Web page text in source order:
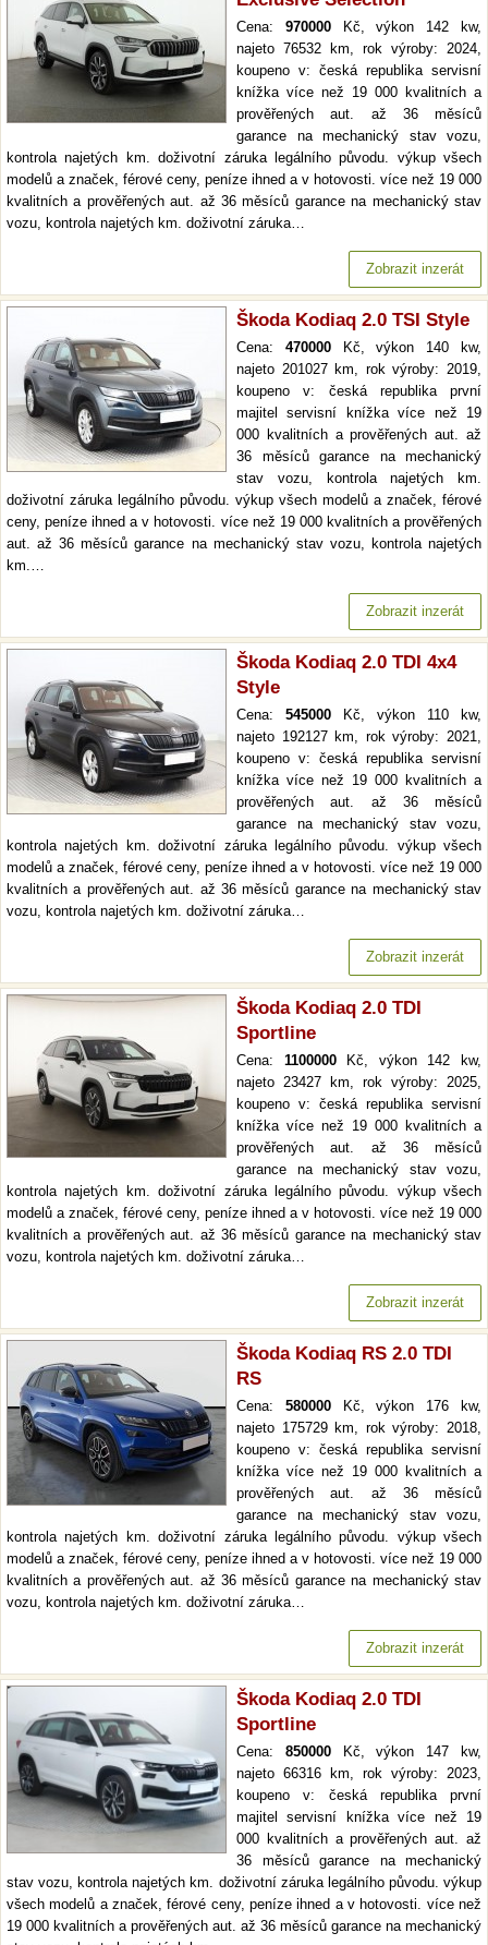
Cena: 970000Kč, výkon 142 kw,
najeto 76532 km, rok výroby: 2024,
koupeno v: česká republika servisní
knížka více než 19 000 kvalitních a
prověřených aut. až 36 měsíců
garance na mechanický stav vozu,
kontrola najetých km. doživotní záruka legálního původu. výkup všech
modelů a značek, férové ceny, peníze ihned a v hotovosti. více než 19 000
kvalitních a prověřených aut. až 36 měsíců garance na mechanický stav
vozu, kontrola najetých km. doživotní záruka…
Zobrazit inzerát
Škoda Kodiaq 2.0 TSI Style
Cena: 470000Kč, výkon 140 kw,
najeto 201027 km, rok výroby: 2019,
koupeno v: česká republika první
majitel servisní knížka více než 19
000 kvalitních a prověřených aut. až
36 měsíců garance na mechanický
stav vozu, kontrola najetých km.
doživotní záruka legálního původu. výkup všech modelů a značek, férové
ceny, peníze ihned a v hotovosti. více než 19 000 kvalitních a prověřených
aut. až 36 měsíců garance na mechanický stav vozu, kontrola najetých
km.…
Zobrazit inzerát
Škoda Kodiaq 2.0 TDI 4x4
Style
Cena: 545000 Kč, výkon 110 kw,
najeto 192127 km, rok výroby: 2021,
koupeno v: česká republika servisní
knížka více než 19 000 kvalitních a
prověřených aut. až 36 měsíců
garance na mechanický stav vozu,
kontrola najetých km. doživotní záruka legálního původu. výkup všech
modelů a značek, férové ceny, peníze ihned a v hotovosti. více než 19 000
kvalitních a prověřených aut. až 36 měsíců garance na mechanický stav
vozu, kontrola najetých km. doživotní záruka…
Zobrazit inzerát
Škoda Kodiaq 2.0 TDI
Sportline
Cena: 1100000Kč, výkon 142 kw,
najeto 23427 km, rok výroby: 2025,
koupeno v: česká republika servisní
knížka více než 19 000 kvalitních a
prověřených aut. až 36 měsíců
garance na mechanický stav vozu,
kontrola najetých km. doživotní záruka legálního původu. výkup všech
modelů a značek, férové ceny, peníze ihned a v hotovosti. více než 19 000
kvalitních a prověřených aut. až 36 měsíců garance na mechanický stav
vozu, kontrola najetých km. doživotní záruka…
Zobrazit inzerát
Škoda Kodiaq RS 2.0 TDI
RS
Cena: 580000Kč, výkon 176 kw,
najeto 175729 km, rok výroby: 2018,
koupeno v: česká republika servisní
knížka více než 19 000 kvalitních a
prověřených aut. až 36 měsíců
garance na mechanický stav vozu,
kontrola najetých km. doživotní záruka legálního původu. výkup všech
modelů a značek, férové ceny, peníze ihned a v hotovosti. více než 19 000
kvalitních a prověřených aut. až 36 měsíců garance na mechanický stav
vozu, kontrola najetých km. doživotní záruka…
Zobrazit inzerát
Škoda Kodiaq 2.0 TDI
Sportline
Cena: 850000Kč, výkon 147 kw,
najeto 66316 km, rok výroby: 2023,
koupeno v: česká republika první
majitel servisní knížka více než 19
000 kvalitních a prověřených aut. až
36 měsíců garance na mechanický
stav vozu, kontrola najetých km. doživotní záruka legálního původu. výkup
všech modelů a značek, férové ceny, peníze ihned a v hotovosti. více než
19 000 kvalitních a prověřených aut. až 36 měsíců garance na mechanický